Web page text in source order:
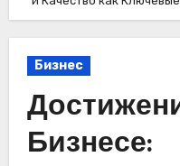
Бизнес
Бизнесе: